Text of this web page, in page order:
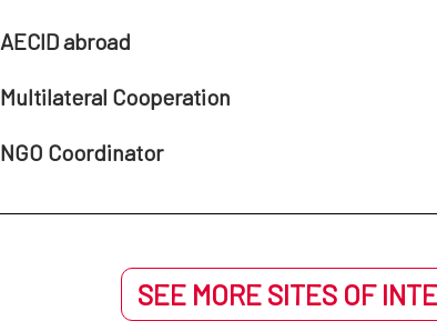
AECID abroad
Multilateral Cooperation
NGO Coordinator
SEE MORE SITES OF